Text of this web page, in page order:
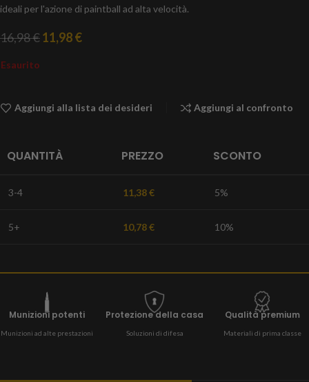
ideali per l'azione di paintball ad alta velocità.
16,98€11,98€
Esaurito
Aggiungi alla lista dei desideri Aggiungi al confronto
QUANTITÀ PREZZO SCONTO
3-4 11,38€ 5%
5+ 10,78€ 10%
Munizioni potenti
Munizioni ad alte prestazioni
Protezione della casa
Soluzioni di difesa
Qualità premium
Materiali di prima classe